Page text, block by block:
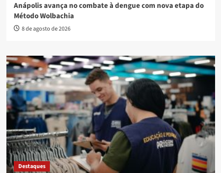
Anápolis avança no combate à dengue com nova etapa do
Método Wolbachia
8 de agosto de 2026
Destaques